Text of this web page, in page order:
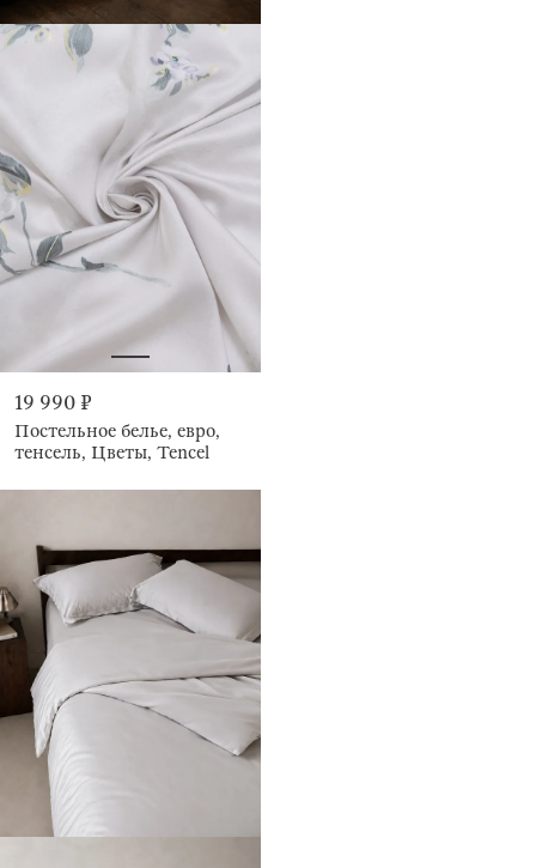
19 990 ₽
Постельное белье, евро,
тенсель, Цветы, Tencel